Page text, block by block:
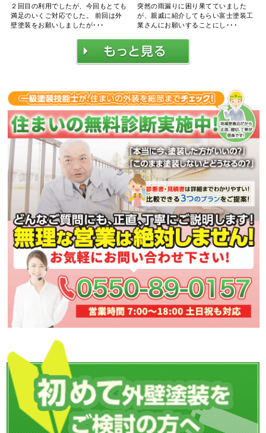
２回目の利用でしたが、今回もとても
満足のいくご対応でした。 前回は外
壁塗装をお願いしましたが･･･
突然の雨漏りに困り果てていました
が、親戚に紹介してもらい富士塗装工
業さんにお願いすることにし･･･